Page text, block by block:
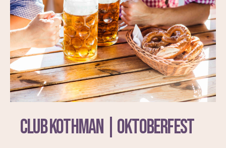
Club Kothman | Oktoberfest